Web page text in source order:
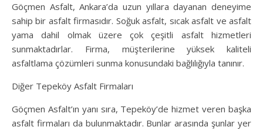
Göçmen Asfalt, Ankara’da uzun yıllara dayanan deneyime
sahip bir asfalt firmasıdır. Soğuk asfalt, sıcak asfalt ve asfalt
yama dahil olmak üzere çok çeşitli asfalt hizmetleri
sunmaktadırlar. Firma, müşterilerine yüksek kaliteli
asfaltlama çözümleri sunma konusundaki bağlılığıyla tanınır.
Diğer Tepeköy Asfalt Firmaları
Göçmen Asfalt’ın yanı sıra, Tepeköy’de hizmet veren başka
asfalt firmaları da bulunmaktadır. Bunlar arasında şunlar yer